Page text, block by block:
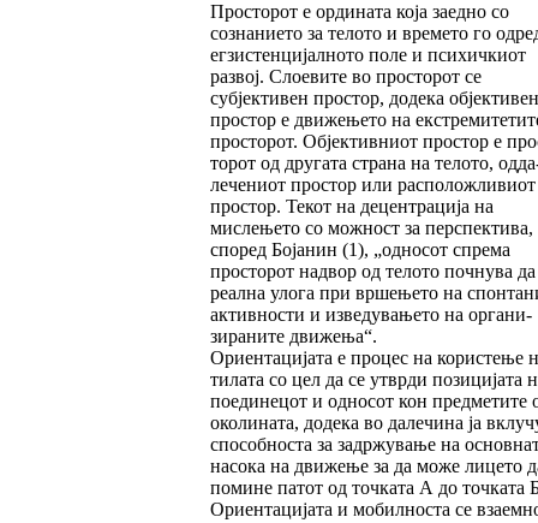
Просторот е ордината која заедно со
сознанието за телото и времето го
егзистен­ци­јал­но­то поле и психичкиот
развој. Слоевите во прос­­­­торот се
субјективен простор, додека об­јек­тивен
простор е движењето на
просторот. Објективниот простор е
торот од другата страна на телото,
лечениот простор или расположливиот
прос­тор. Текот на децентрација на
мислењето со мож­ност за перспектива,
според Бојанин (1), „односот спрема
просторот надвор од телото почнува
реална улога при вршењето на
активности и изведувањето на орга­ни­
зираните движења“.
Ориентацијата е процес на користење
ти­ла­та со цел да се утврди позицијата
поедине­цот и односот кон предметите
околината, до­де­ка во далечина ја
способноста за задржување на
насока на движење за да може лицето
помине патот од точ­ка­та А до точката
Ориентацијата и мобил­нос­та се